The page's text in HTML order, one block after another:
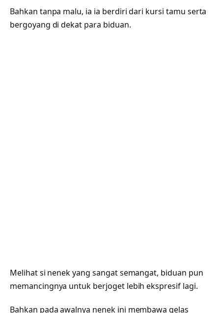
Bahkan tanpa malu, ia ia berdiri dari kursi tamu serta
bergoyang di dekat para biduan.
Melihat si nenek yang sangat semangat, biduan pun
memancingnya untuk berjoget lebih ekspresif lagi.
Bahkan pada awalnya nenek ini membawa gelas